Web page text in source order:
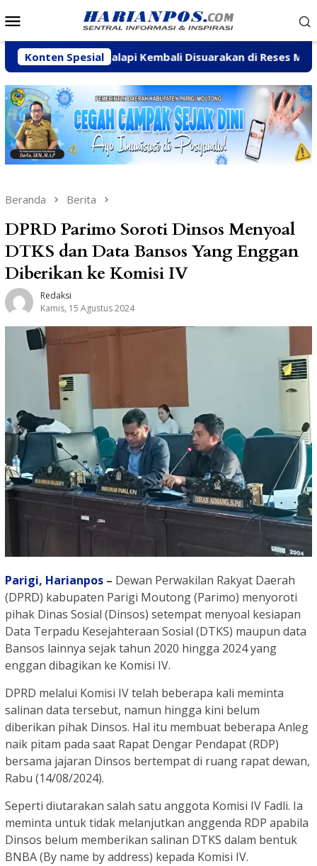
ke
Mobile
Konten Spesial
Palapi Kembali Disuarakan di Reses Mastulah
Beranda Berita
DPRD Parimo Soroti Dinsos Menyoal
DTKS dan Data Bansos Yang Enggan
Diberikan ke Komisi IV
Redaksi
Kamis, 15 Agustus 2024
Parigi, Harianpos – Dewan Perwakilan Rakyat Daerah
(DPRD) kabupaten Parigi Moutong (Parimo) menyoroti
pihak Dinas Sosial (Dinsos) setempat menyoal kesiapan
Data Terpadu Kesejahteraan Sosial (DTKS) maupun data
Bansos lainnya sejak tahun 2020 hingga 2024 yang
enggan dibagikan ke Komisi IV.
DPRD melalui Komisi IV telah beberapa kali meminta
salinan data tersebut, namun hingga kini belum
diberikan pihak Dinsos. Hal itu membuat beberapa Anleg
naik pitam pada saat Rapat Dengar Pendapat (RDP)
bersama jajaran Dinsos bertempat di ruang rapat dewan,
Rabu (14/08/2024).
Seperti diutarakan salah satu anggota Komisi IV Fadli. Ia
meminta untuk tidak melanjutkan anggenda RDP apabila
Dinsos belum memberikan salinan DTKS dalam bentuk
BNBA (By name by address) kepada Komisi IV.